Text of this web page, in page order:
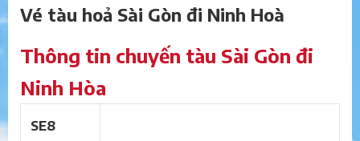
Vé tàu hoả Sài Gòn đi Ninh Hoà
Thông tin chuyến tàu Sài Gòn đi
Ninh Hòa
SE8